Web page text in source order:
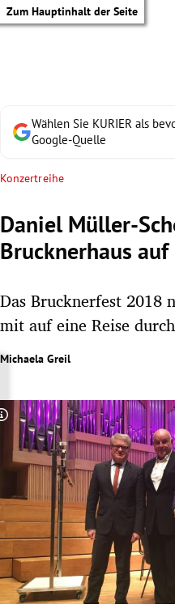
Zum Hauptinhalt der Seite
Untermenü
Untermenü
Untermenü
Untermenü
Untermenü
Wählen Sie KURIER als
Google-Quelle
Konzertreihe
Daniel Müller-
Brucknerhaus auf
Das Brucknerfest 2018
mit auf eine Reise
Michaela Greil
Copyright-Hinweis öffnen/